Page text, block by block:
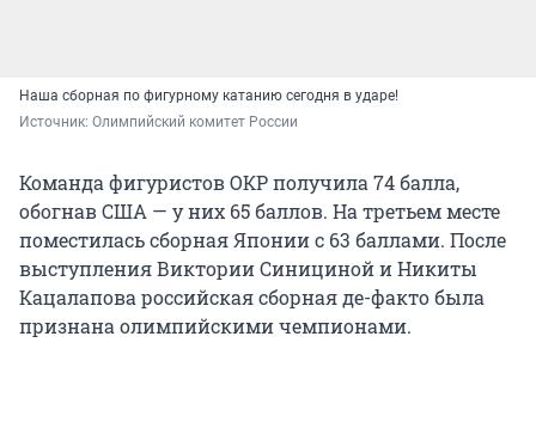
Наша сборная по фигурному катанию сегодня в ударе!
Источник: Олимпийский комитет России
Команда фигуристов ОКР получила 74 балла,
обогнав США — у них 65 баллов. На третьем месте
поместилась сборная Японии с 63 баллами. После
выступления Виктории Синициной и Никиты
Кацалапова российская сборная де-факто была
признана олимпийскими чемпионами.